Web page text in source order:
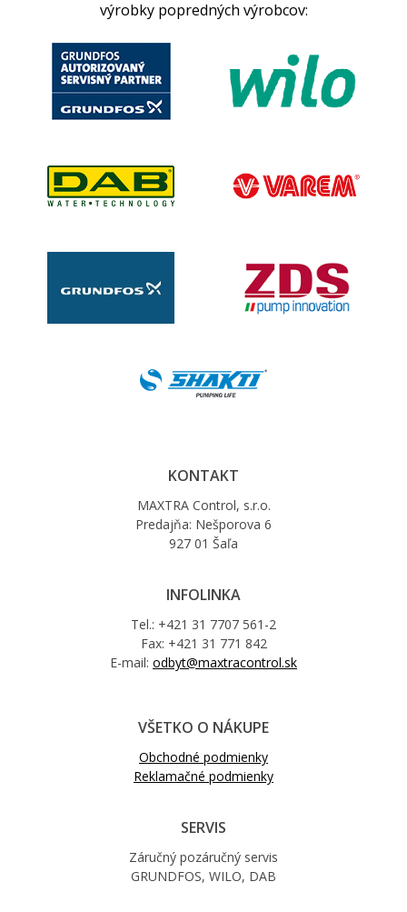
výrobky popredných výrobcov:
KONTAKT
MAXTRA Control, s.r.o.
Predajňa: Nešporova 6
927 01 Šaľa
INFOLINKA
Tel.: +421 31 7707 561-2
Fax: +421 31 771 842
E-mail: odbyt@maxtracontrol.sk
VŠETKO O NÁKUPE
Obchodné podmienky
Reklamačné podmienky
SERVIS
Záručný pozáručný servis
GRUNDFOS, WILO, DAB